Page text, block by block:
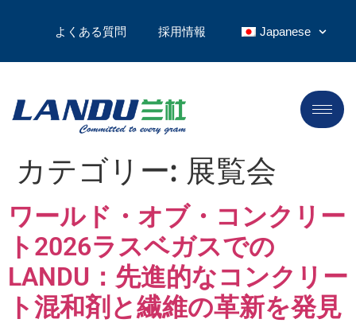
よくある質問 採用情報 Japanese
カテゴリー: 展覧会
ワールド・オブ・コンクリー
ト2026ラスベガスでの
LANDU：先進的なコンクリー
ト混和剤と繊維の革新を発見